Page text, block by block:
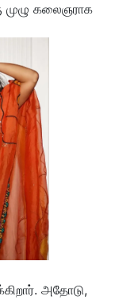
முழு கலைஞராக
அதோடு,